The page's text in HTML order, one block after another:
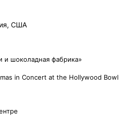
США
и шоколадная фабрика»
in Concert at the Hollywood Bowl